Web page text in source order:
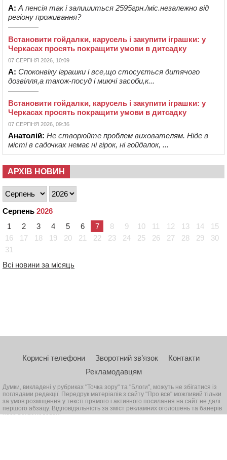
А: А пенсія так і залишиться 2595грн./міс.незалежно від
регіону проживання?
Встановити гойдалки, карусель і закупити іграшки: у
Черкасах просять покращити умови в дитсадку
07 СЕРПНЯ 2026, 10:09
А: Споконвіку іграшки і все,що стосується дитячого
дозвілля,а також-посуд і миючі засоби,к...
Встановити гойдалки, карусель і закупити іграшки: у
Черкасах просять покращити умови в дитсадку
07 СЕРПНЯ 2026, 09:36
Анатолій: Не створюйте проблем вихователям. Ніде в
місті в садочках немає ні гірок, ні гойдалок, ...
АРХІВ НОВИН
Серпень 2026
1
2 3 4 5 6 7 8 9 10 11 12 13 14
15
16
17 18 19 20 21 22 23 24 25 26 27 28 29
30
31
Всі новини за місяць
Корисні телефони Зворотний зв’язок
Контакти
Рекламодавцям
Думки, викладені у рубриках "Точка зору" та "Блоги", можуть не збігатися із
поглядами редакції. Передрук матеріалів з сайту "Про все" можливий тільки
за умов розміщення у тексті прямого і активного посилання на сайт не далі
першого абзацу. Відповідальність за зміст рекламних оголошень та банерів
несе рекламодавець